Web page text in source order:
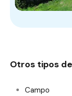
Otros tipos
Campo